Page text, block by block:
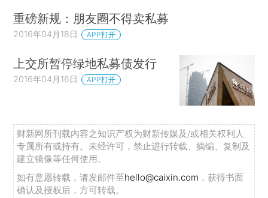
重磅新规：朋友圈不得卖私募
2016年04月18日 APP打开
上交所暂停绿地私募债发行
2016年04月16日 APP打开
财新网所刊载内容之知识产权为财新传媒及/或相关权利人
专属所有或持有。未经许可，禁止进行转载、摘编、复制及
建立镜像等任何使用。
如有意愿转载，请发邮件至hello@caixin.com ，获得书面
确认及授权后，方可转载。